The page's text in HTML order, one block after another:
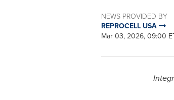
NEWS PROVIDED BY
REPROCELL USA
Mar 03, 2026, 09:00